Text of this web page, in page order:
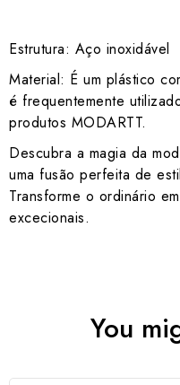
Estrutura: Aço inoxidável
Material: É um plástico
é frequentemente
produtos MODARTT.
Descubra a magia da
uma fusão perfeita de
Transforme o ordinário
excecionais.
You